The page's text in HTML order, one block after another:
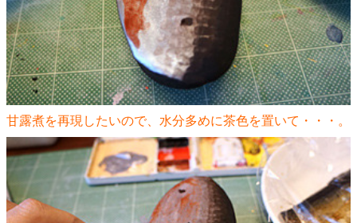
甘露煮を再現したいので、水分多めに茶色を置いて・・・。